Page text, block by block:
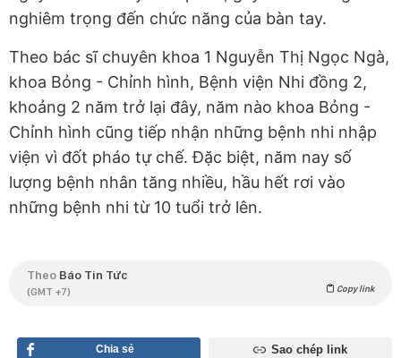
nghiêm trọng đến chức năng của bàn tay.
Theo bác sĩ chuyên khoa 1 Nguyễn Thị Ngọc Ngà,
khoa Bỏng - Chỉnh hình, Bệnh viện Nhi đồng 2,
khoảng 2 năm trở lại đây, năm nào khoa Bỏng -
Chỉnh hình cũng tiếp nhận những bệnh nhi nhập
viện vì đốt pháo tự chế. Đặc biệt, năm nay số
lượng bệnh nhân tăng nhiều, hầu hết rơi vào
những bệnh nhi từ 10 tuổi trở lên.
Theo Báo Tin Tức
(GMT +7) Copy link
Chia sẻ Sao chép link